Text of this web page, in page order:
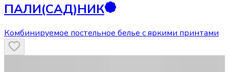
ПАЛИ(САД)НИК
Комбинируемое постельное белье с яркими принтами